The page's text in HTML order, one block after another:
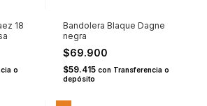
18
o
Bandolera Blaque Dagne
negra
$69.900
$59.415 con Transferencia o
depósito